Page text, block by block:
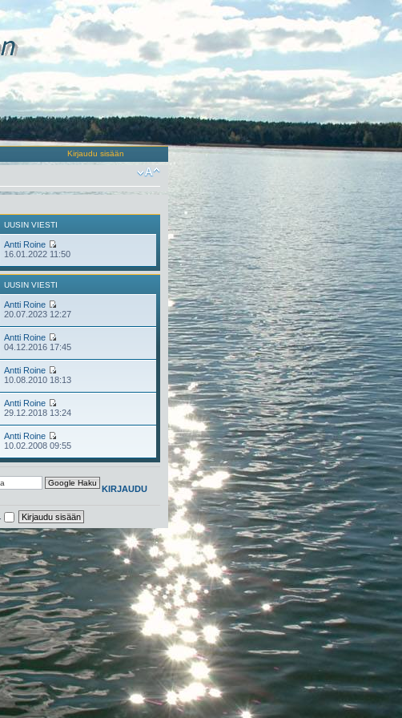
Kirjaudu sisään
UUSIN VIESTI
Antti Roine
16.01.2022 11:50
UUSIN VIESTI
Antti Roine
20.07.2023 12:27
Antti Roine
04.12.2016 17:45
Antti Roine
10.08.2010 18:13
Antti Roine
29.12.2018 13:24
Antti Roine
10.02.2008 09:55
KIRJAUDU